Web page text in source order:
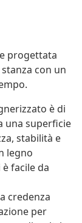
progettata
con un
è di
una superficie
stabilità e
legno
facile da
credenza
per